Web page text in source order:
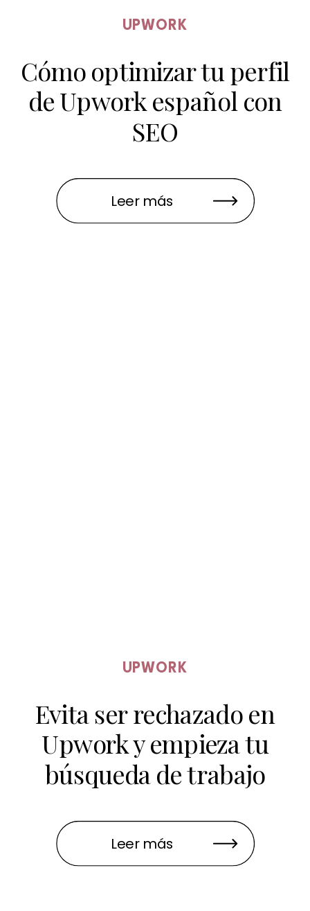
Cómo optimizar tu perfil
de Upwork español con
SEO
UPWORK
Leer más
Evita ser rechazado en
Upwork y empieza tu
búsqueda de trabajo
derecho
UPWORK
Leer más